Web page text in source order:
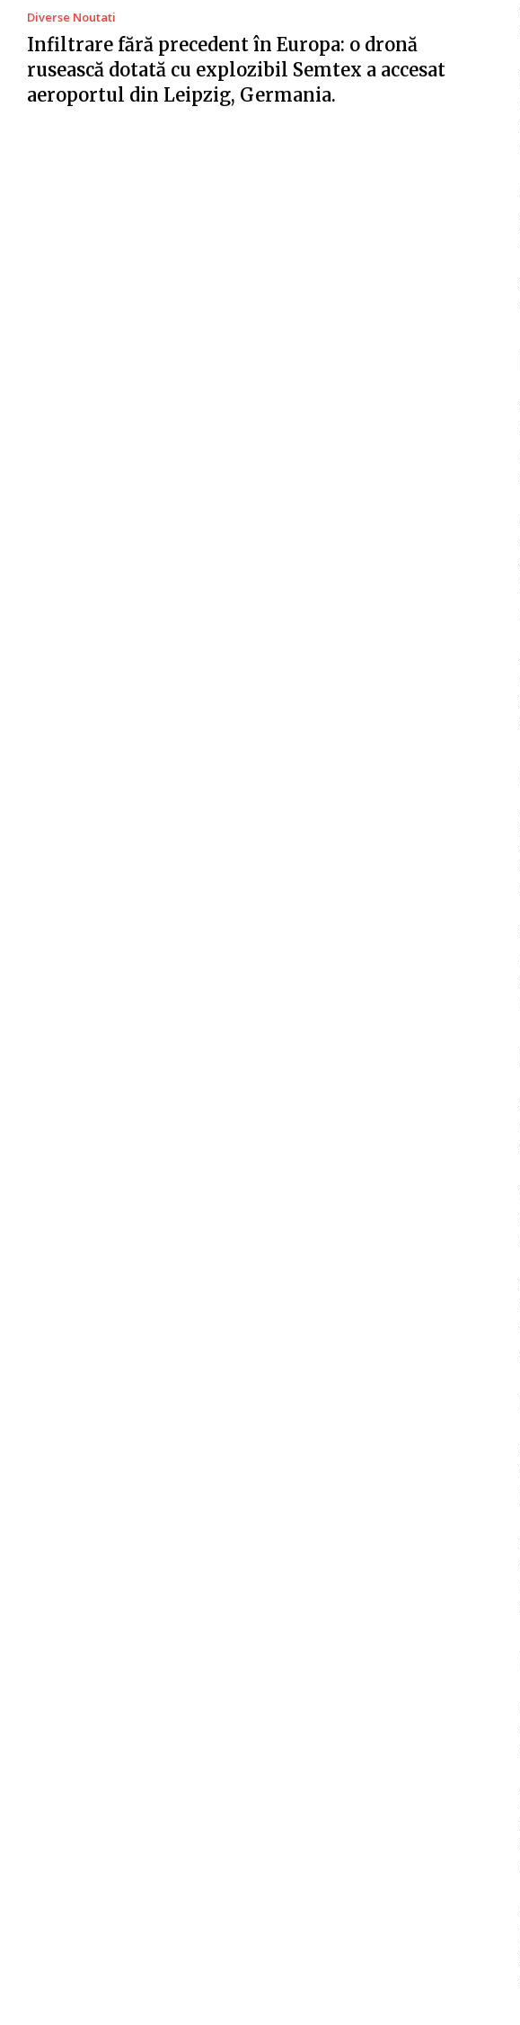
Diverse Noutati
Infiltrare fără precedent în Europa: o dronă
rusească dotată cu explozibil Semtex a accesat
aeroportul din Leipzig, Germania.